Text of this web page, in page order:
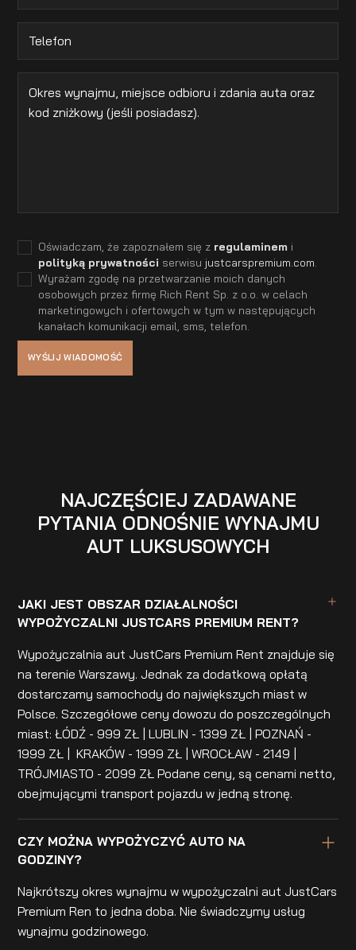
Oświadczam, że zapoznałem się z regulaminemi
polityką prywatności serwisu justcarspremium.com
Wyrażam zgodę na przetwarzanie moich danych
osobowych przez firmę Rich Rent Sp. z o.o. w celach
marketingowych i ofertowych w tym w następujących
kanałach komunikacji email, sms, telefon.
NAJCZĘŚCIEJ ZADAWANE
PYTANIA ODNOŚNIE WYNAJMU
AUT LUKSUSOWYCH
JAKI JEST OBSZAR DZIAŁALNOŚCI
WYPOŻYCZALNI JUSTCARS PREMIUM RENT?
Wypożyczalnia aut JustCars Premium Rent znajduje się
na terenie Warszawy. Jednak za dodatkową opłatą
dostarczamy samochody do największych miast w
Polsce. Szczegółowe ceny dowozu do poszczególnych
miast: ŁÓDŹ - 999 ZŁ | LUBLIN - 1399 ZŁ | POZNAŃ -
1999 ZŁ | KRAKÓW - 1999 ZŁ | WROCŁAW - 2149 |
TRÓJMIASTO - 2099 ZŁ Podane ceny, są cenami netto,
obejmującymi transport pojazdu w jedną stronę.
CZY MOŻNA WYPOŻYCZYĆ AUTO NA
GODZINY?
Najkrótszy okres wynajmu w wypożyczalni aut JustCars
Premium Ren to jedna doba. Nie świadczymy usług
wynajmu godzinowego.